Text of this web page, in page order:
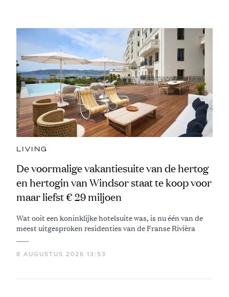
LIVING
De voormalige vakantiesuite van de hertog
en hertogin van Windsor staat te koop voor
maar liefst € 29 miljoen
Wat ooit een koninklijke hotelsuite was, is nu één van de
meest uitgesproken residenties van de Franse Rivièra
8 AUGUSTUS 2026 13:53